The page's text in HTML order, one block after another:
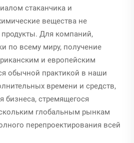
стаканчика и
вещества не
Для компаний,
по всему миру, получение
и европейским
обычной практикой в наши
времени и средств,
бизнеса, стремящегося
глобальным рынкам
перепроектирования всей